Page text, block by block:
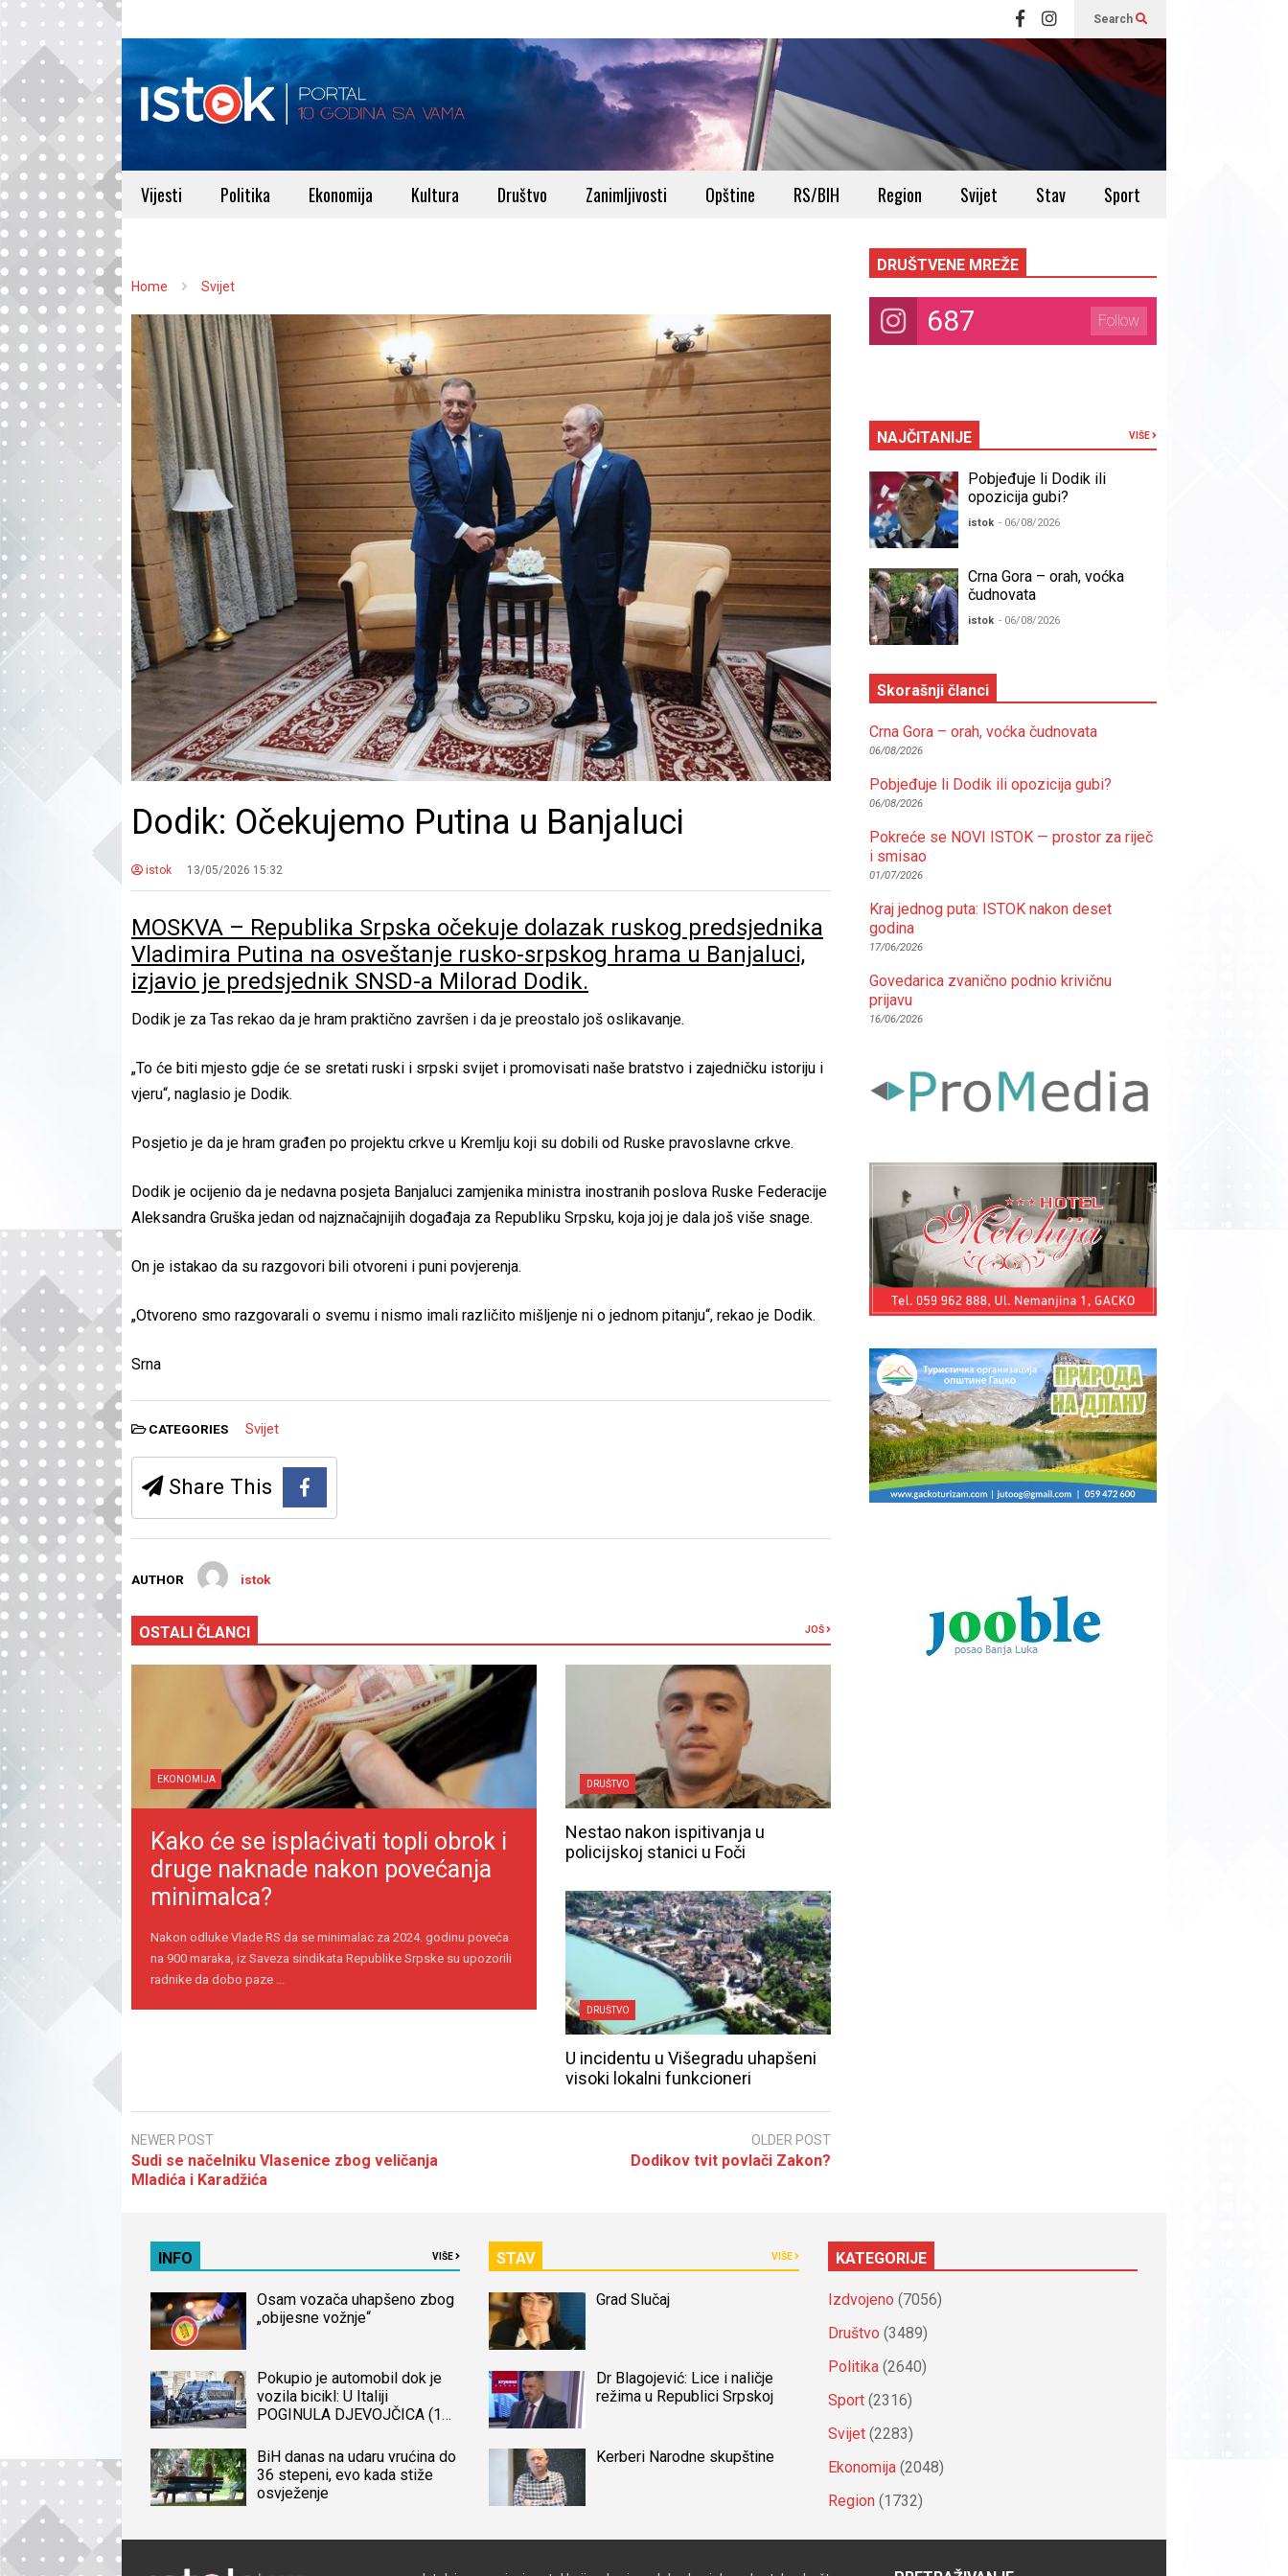
Search
Vijesti Politika Ekonomija Kultura Društvo Zanimljivosti Opštine RS/BIH Region Svijet Stav Sport
Home Svijet
Dodik: Očekujemo Putina u Banjaluci
istok 13/05/2026 15:32
MOSKVA – Republika Srpska očekuje dolazak ruskog predsjednika
Vladimira Putina na osveštanje rusko-srpskog hrama u Banjaluci,
izjavio je predsjednik SNSD-a Milorad Dodik.
Dodik je za Tas rekao da je hram praktično završen i da je preostalo još oslikavanje.
„To će biti mjesto gdje će se sretati ruski i srpski svijet i promovisati naše bratstvo i zajedničku istoriju i
vjeru“, naglasio je Dodik.
Posjetio je da je hram građen po projektu crkve u Kremlju koji su dobili od Ruske pravoslavne crkve.
Dodik je ocijenio da je nedavna posjeta Banjaluci zamjenika ministra inostranih poslova Ruske Federacije
Aleksandra Gruška jedan od najznačajnijih događaja za Republiku Srpsku, koja joj je dala još više snage.
On je istakao da su razgovori bili otvoreni i puni povjerenja.
„Otvoreno smo razgovarali o svemu i nismo imali različito mišljenje ni o jednom pitanju“, rekao je Dodik.
Srna
CATEGORIES Svijet
Share This
AUTHOR istok
OSTALI ČLANCI JOŠ
EKONOMIJA
Kako će se isplaćivati topli obrok i
druge naknade nakon povećanja
minimalca?
Nakon odluke Vlade RS da se minimalac za 2024. godinu poveća
na 900 maraka, iz Saveza sindikata Republike Srpske su upozorili
radnike da dobo paze ...
DRUŠTVO
Nestao nakon ispitivanja u
policijskoj stanici u Foči
DRUŠTVO
U incidentu u Višegradu uhapšeni
visoki lokalni funkcioneri
NEWER POST
Sudi se načelniku Vlasenice zbog veličanja
Mladića i Karadžića
OLDER POST
Dodikov tvit povlači Zakon?
DRUŠTVENE MREŽE
687 Follow
NAJČITANIJE VIŠE
Pobjeđuje li Dodik ili
opozicija gubi?
istok - 06/08/2026
Crna Gora – orah, voćka
čudnovata
istok - 06/08/2026
Skorašnji članci
Crna Gora – orah, voćka čudnovata
06/08/2026
Pobjeđuje li Dodik ili opozicija gubi?
06/08/2026
Pokreće se NOVI ISTOK — prostor za riječ
i smisao
01/07/2026
Kraj jednog puta: ISTOK nakon deset
godina
17/06/2026
Govedarica zvanično podnio krivičnu
prijavu
16/06/2026
INFO VIŠE
Osam vozača uhapšeno zbog
„obijesne vožnje“
Pokupio je automobil dok je
vozila bicikl: U Italiji
POGINULA DJEVOJČICA (14)
tijela
BiH danas na udaru vrućina do
36 stepeni, evo kada stiže
osvježenje
STAV VIŠE
Grad Slučaj
Dr Blagojević: Lice i naličje
režima u Republici Srpskoj
Kerberi Narodne skupštine
KATEGORIJE
Izdvojeno (7056)
Društvo (3489)
Politika (2640)
Sport (2316)
Svijet (2283)
Ekonomija (2048)
Region (1732)